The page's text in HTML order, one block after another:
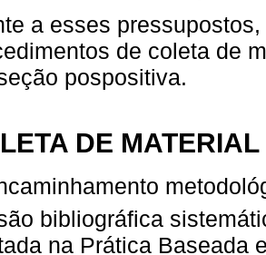
a esses
de coleta de
pospositiva.
DE MATERIAL
bibliográfica
na Prática Baseada